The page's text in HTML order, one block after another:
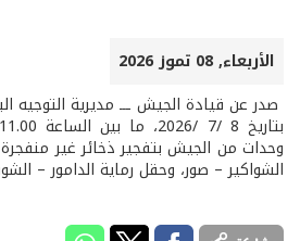
الأربعاء, 08 تموز 2026
صدر عن قيادة الجيش ـــ مديرية التوجيه
وحدات من الجيش بتفجير ذخائر غير
الشواكير – صور، وحقل رماية الدامور –